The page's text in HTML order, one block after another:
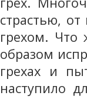
страстью,
грехом. Что
образом
грехах и
наступило